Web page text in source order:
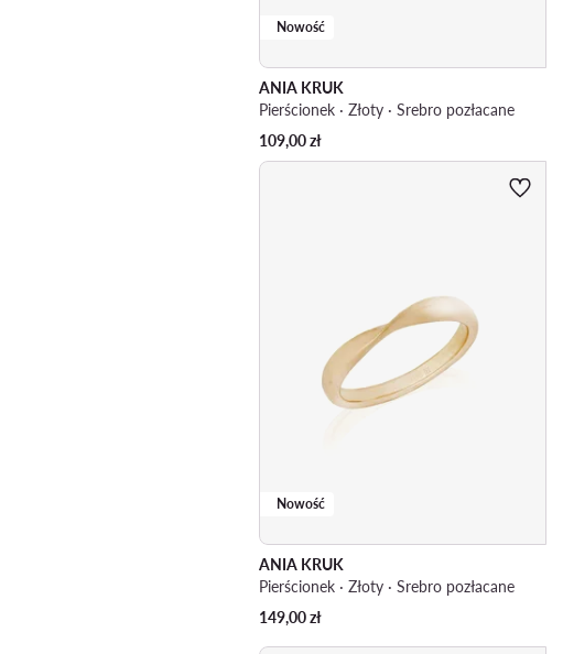
Nowość
ANIA KRUK
Pierścionek · Złoty · Srebro pozłacane
109,00zł
Nowość
ANIA KRUK
Pierścionek · Złoty · Srebro pozłacane
149,00zł